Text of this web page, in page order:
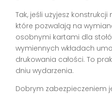
Tak, jeśli użyjesz
które pozwalają na
osobnymi kartami dla
wymiennych wkładach
drukowania całości. To
dniu wydarzenia.
Dobrym zabezpieczeniem